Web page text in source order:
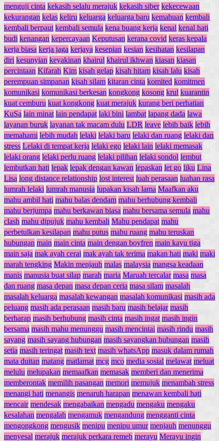
menguji cinta kekasih selalu merajuk kekasih siber kekecewaan
kekurangan kelas keliru keluarga keluarga baru kemahuan kembali
kembali berpaut kembali semula kena buang kerja kenal kenal hati
budi kenangan kepercayaan Keputusan kerana covid keras kepala
kerja biasa kerja jaga kerjaya kesepian kesian kesihatan kesilapan
diri kesunyian keyakinan khairul khairul ikhwan kiasan kiasan
percintaan Kifarah Kim kisah gelap kisah hitam kisah lalu kisah
perempuan simpanan kisah silam kitaran cinta komited komitmen
komunikasi komunikasi berkesan kongkong kosong krul kuarantin
kuat cemburu kuat kongkong kuat merajuk kurang beri perhatian
KuSa lain minat lain pendapat laki bini lambat lapang dada lawa
layanan buruk layanan tak macam dulu LDR leave lebih baik lebih
memahami lebih mudah lelaki lelaki baru lelaki dan ruang lelaki dan
stress Lelaki di tempat kerja lelaki ego lelaki lain lelaki memasak
lelaki orang lelaki perlu ruang lelaki pilihan lelaki sondol lembut
lembutkan hati lepak lepak dengan kawan lepaskan let go liku Lina
Lisa long distance relationship lost interest luah perasaan luahan rasa
lumrah lelaki lumrah manusia lupakan kisah lama Maafkan aku
mahu ambil hati mahu balas dendam mahu berhubung kembali
mahu berjumpa mahu berkawan biasa mahu bersama semula mahu
clash mahu dipujuk mahu kembali Mahu pendapat mahu
perbetulkan kesilapan mahu putus mahu ruang mahu teruskan
hubungan main main cinta main dengan boyfren main kayu tiga
main saja mak ayah cerai mak ayah tak terima makan hati maki maki
marah tengking Makin menjauh malas malaysia mangsa keadaan
manis manusia buat silap marah maria Maruah tercalar masa masa
dan ruang masa depan masa depan ceria masa silam masalah
masalah keluarga masalah kewangan masalah komunikasi masih ada
peluang masih ada perasaan masih baru masih belajar masih
berharap masih berhubung masih cinta masih ingat masih ingin
bersama masih mahu menunggu masih mencintai masih rindu masih
sayang masih sayang hubungan masih sayangkan hubungan masih
setia masih teringat masih text masih whatsApp masuk dalam rumah
mata duitan matang matlamat mcg mco media sosial melawat meluat
melulu melupakan memaafkan memasak memberi dan menerima
memberontak memilih pasangan memori memujuk menambah stress
menangi hati menangis menaruh harapan menawan kembali hati
mencair mendesak mengabaikan mengadu mengaku mengaku
kesalahan mengalah mengamuk mengandung mengganti cinta
mengongkong mengusik menipu menipu umur menjauh menunggu
menyesal merajuk merajuk perkara remeh merayu Merayu ingin